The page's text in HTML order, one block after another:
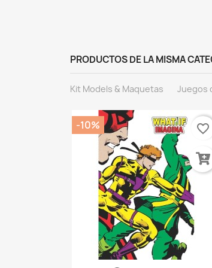
PRODUCTOS DE LA MISMA
Kit Models & Maquetas Juegos
-10% favorite_border